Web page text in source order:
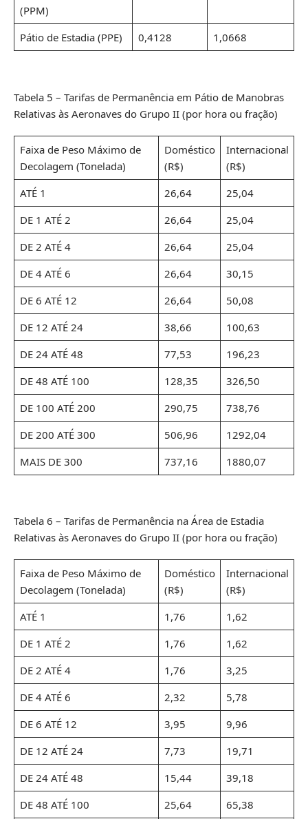
(PPM)
Pátio de Estadia (PPE) 0,4128 1,0668
Tabela 5 – Tarifas de Permanência em Pátio de Manobras
Relativas às Aeronaves do Grupo II (por hora ou fração)
Faixa de Peso Máximo de
Decolagem (Tonelada)
Doméstico
(R$)
Internacional
(R$)
ATÉ 1
26,64
25,04
DE 1 ATÉ 2
26,64
25,04
DE 2 ATÉ 4
26,64
25,04
DE 4 ATÉ 6
26,64
30,15
DE 6 ATÉ 12
26,64
50,08
DE 12 ATÉ 24
38,66
100,63
DE 24 ATÉ 48
77,53
196,23
DE 48 ATÉ 100
128,35
326,50
DE 100 ATÉ 200
290,75
738,76
DE 200 ATÉ 300
506,96
1292,04
MAIS DE 300
737,16 1880,07
Tabela 6 – Tarifas de Permanência na Área de Estadia
Relativas às Aeronaves do Grupo II (por hora ou fração)
Faixa de Peso Máximo de
Decolagem (Tonelada)
Doméstico
(R$)
Internacional
(R$)
ATÉ 1
1,76
1,62
DE 1 ATÉ 2
1,76
1,62
DE 2 ATÉ 4
1,76
3,25
DE 4 ATÉ 6
2,32
5,78
DE 6 ATÉ 12
3,95
9,96
DE 12 ATÉ 24
7,73
19,71
DE 24 ATÉ 48
15,44
39,18
DE 48 ATÉ 100
25,64
65,38